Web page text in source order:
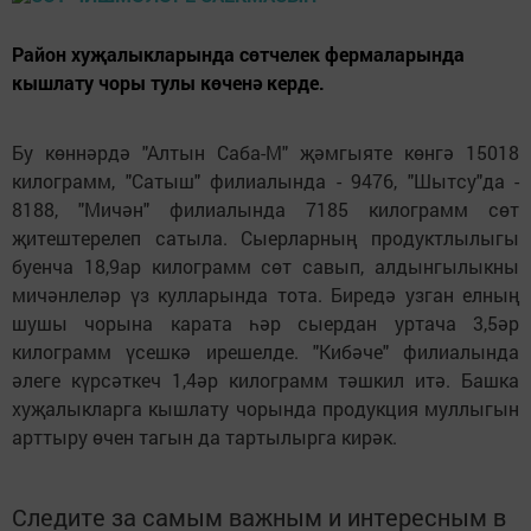
Район хуҗалыкларында сөтчелек фермаларында
кышлату чоры тулы көченә керде.
Бу көннәрдә "Алтын Саба-М" җәмгыяте көнгә 15018
килограмм, "Сатыш" филиалында - 9476, "Шытсу"да -
8188, "Мичән" филиалында 7185 килограмм сөт
җитештерелеп сатыла. Сыерларның продуктлылыгы
буенча 18,9ар килограмм сөт савып, алдынгылыкны
мичәнлеләр үз кулларында тота. Биредә узган елның
шушы чорына карата һәр сыердан уртача 3,5әр
килограмм үсешкә ирешелде. "Кибәче" филиалында
әлеге күрсәткеч 1,4әр килограмм тәшкил итә. Башка
хуҗалыкларга кышлату чорында продукция муллыгын
арттыру өчен тагын да тартылырга кирәк.
Следите за самым важным и интересным в